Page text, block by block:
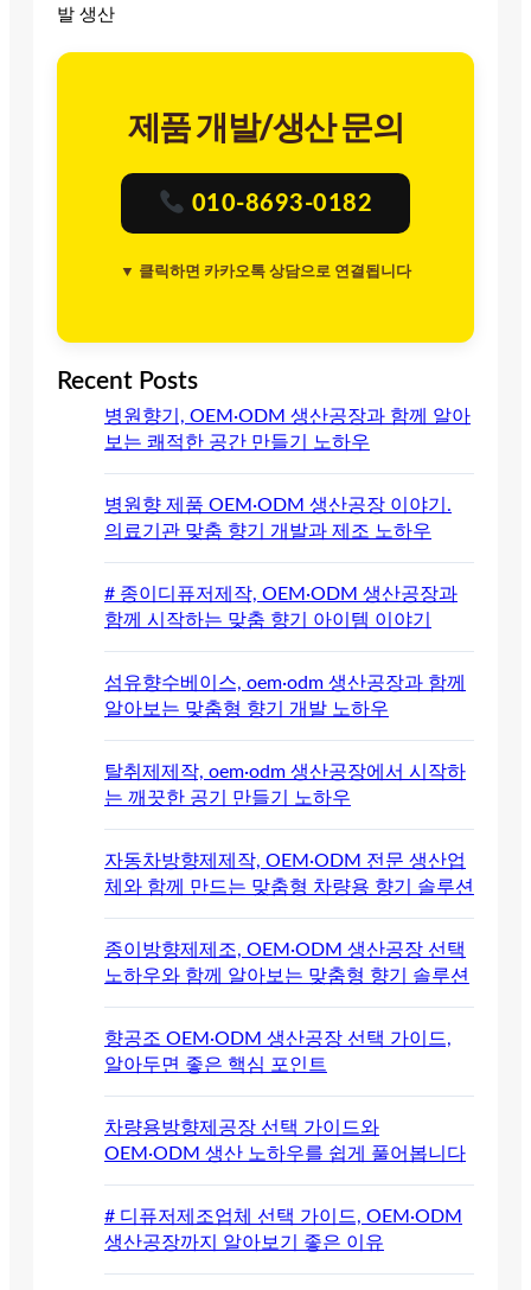
발 생산
제품 개발/생산 문의
010-8693-0182
▼ 클릭하면 카카오톡 상담으로 연결됩니다
Recent Posts
병원향기, OEM·ODM 생산공장과 함께 알아
보는 쾌적한 공간 만들기 노하우
병원향 제품 OEM·ODM 생산공장 이야기.
의료기관 맞춤 향기 개발과 제조 노하우
# 종이디퓨저제작, OEM·ODM 생산공장과
함께 시작하는 맞춤 향기 아이템 이야기
섬유향수베이스, oem·odm 생산공장과 함께
알아보는 맞춤형 향기 개발 노하우
탈취제제작, oem·odm 생산공장에서 시작하
는 깨끗한 공기 만들기 노하우
자동차방향제제작, OEM·ODM 전문 생산업
체와 함께 만드는 맞춤형 차량용 향기 솔루션
종이방향제제조, OEM·ODM 생산공장 선택
노하우와 함께 알아보는 맞춤형 향기 솔루션
향공조 OEM·ODM 생산공장 선택 가이드,
알아두면 좋은 핵심 포인트
차량용방향제공장 선택 가이드와
OEM·ODM 생산 노하우를 쉽게 풀어봅니다
# 디퓨저제조업체 선택 가이드, OEM·ODM
생산공장까지 알아보기 좋은 이유